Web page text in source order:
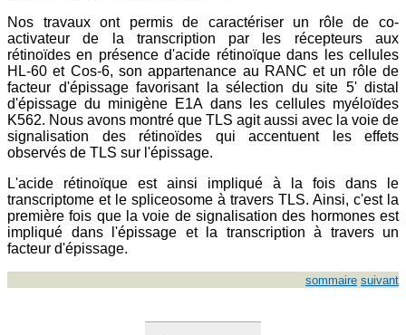
Nos travaux ont permis de caractériser un rôle de co-
activateur de la transcription par les récepteurs aux
rétinoïdes en présence d'acide rétinoïque dans les cellules
HL-60 et Cos-6, son appartenance au RANC et un rôle de
facteur d'épissage favorisant la sélection du site 5' distal
d'épissage du minigène E1A dans les cellules myéloïdes
K562. Nous avons montré que TLS agit aussi avec la voie de
signalisation des rétinoïdes qui accentuent les effets
observés de TLS sur l'épissage.
L'acide rétinoïque est ainsi impliqué à la fois dans le
transcriptome et le spliceosome à travers TLS. Ainsi, c'est la
première fois que la voie de signalisation des hormones est
impliqué dans l'épissage et la transcription à travers un
facteur d'épissage.
sommaire suivant